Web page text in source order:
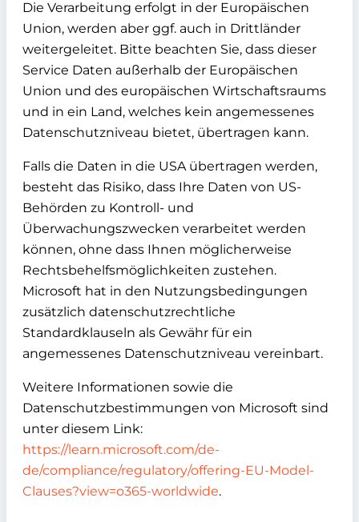
Die Verarbeitung erfolgt in der Europäischen
Union, werden aber ggf. auch in Drittländer
weitergeleitet. Bitte beachten Sie, dass dieser
Service Daten außerhalb der Europäischen
Union und des europäischen Wirtschaftsraums
und in ein Land, welches kein angemessenes
Datenschutzniveau bietet, übertragen kann.
Falls die Daten in die USA übertragen werden,
besteht das Risiko, dass Ihre Daten von US-
Behörden zu Kontroll- und
Überwachungszwecken verarbeitet werden
können, ohne dass Ihnen möglicherweise
Rechtsbehelfsmöglichkeiten zustehen.
Microsoft hat in den Nutzungsbedingungen
zusätzlich datenschutzrechtliche
Standardklauseln als Gewähr für ein
angemessenes Datenschutzniveau vereinbart.
Weitere Informationen sowie die
Datenschutzbestimmungen von Microsoft sind
unter diesem Link:
https://learn.microsoft.com/de-
de/compliance/regulatory/offering-EU-Model-
Clauses?view=o365-worldwide.